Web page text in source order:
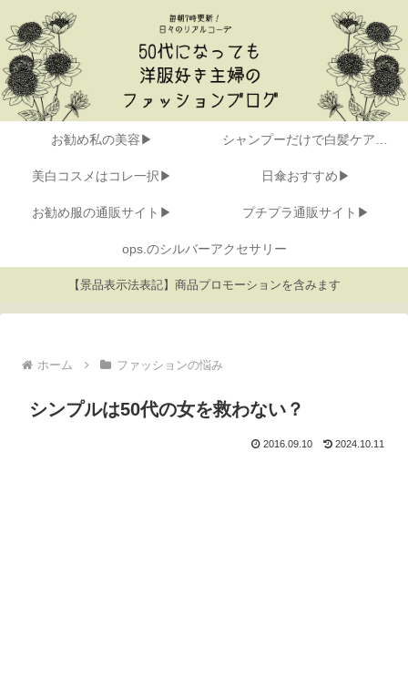
お勧め私の美容▶ シャンプーだけで白髪ケア▶
美白コスメはコレ一択▶ 日傘おすすめ▶
お勧め服の通販サイト▶ プチプラ通販サイト▶
ops.のシルバーアクセサリー
【景品表示法表記】商品プロモーションを含みます
ホーム ファッションの悩み
シンプルは50代の女を救わない？
2016.09.10 2024.10.11